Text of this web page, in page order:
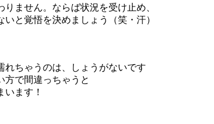
ません。ならば状況を受け止め、
と覚悟を決めましょう（笑・汗）
れちゃうのは、しょうがないです
方で間違っちゃうと
ます！